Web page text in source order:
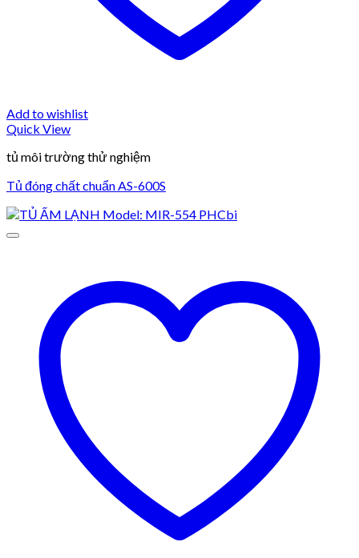
Add to wishlist
Quick View
tủ môi trường thử nghiệm
Tủ đóng chất chuẩn AS-600S